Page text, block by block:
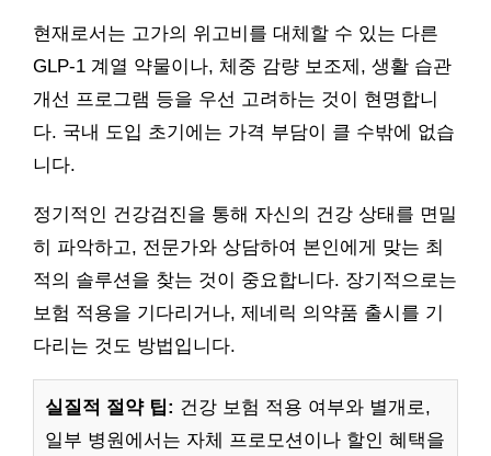
현재로서는 고가의 위고비를 대체할 수 있는 다른
GLP-1 계열 약물이나, 체중 감량 보조제, 생활 습관
개선 프로그램 등을 우선 고려하는 것이 현명합니
다. 국내 도입 초기에는 가격 부담이 클 수밖에 없습
니다.
정기적인 건강검진을 통해 자신의 건강 상태를 면밀
히 파악하고, 전문가와 상담하여 본인에게 맞는 최
적의 솔루션을 찾는 것이 중요합니다. 장기적으로는
보험 적용을 기다리거나, 제네릭 의약품 출시를 기
다리는 것도 방법입니다.
실질적 절약 팁: 건강 보험 적용 여부와 별개로,
일부 병원에서는 자체 프로모션이나 할인 혜택을